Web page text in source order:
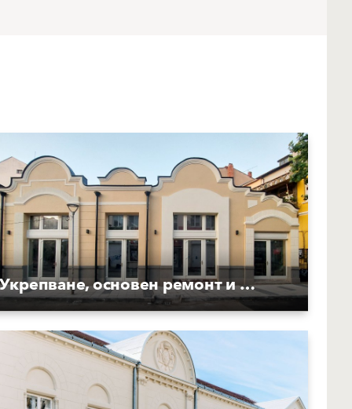
Укрепване, основен ремонт и реставрация на фасада към ул. "Г. С. Раковски"